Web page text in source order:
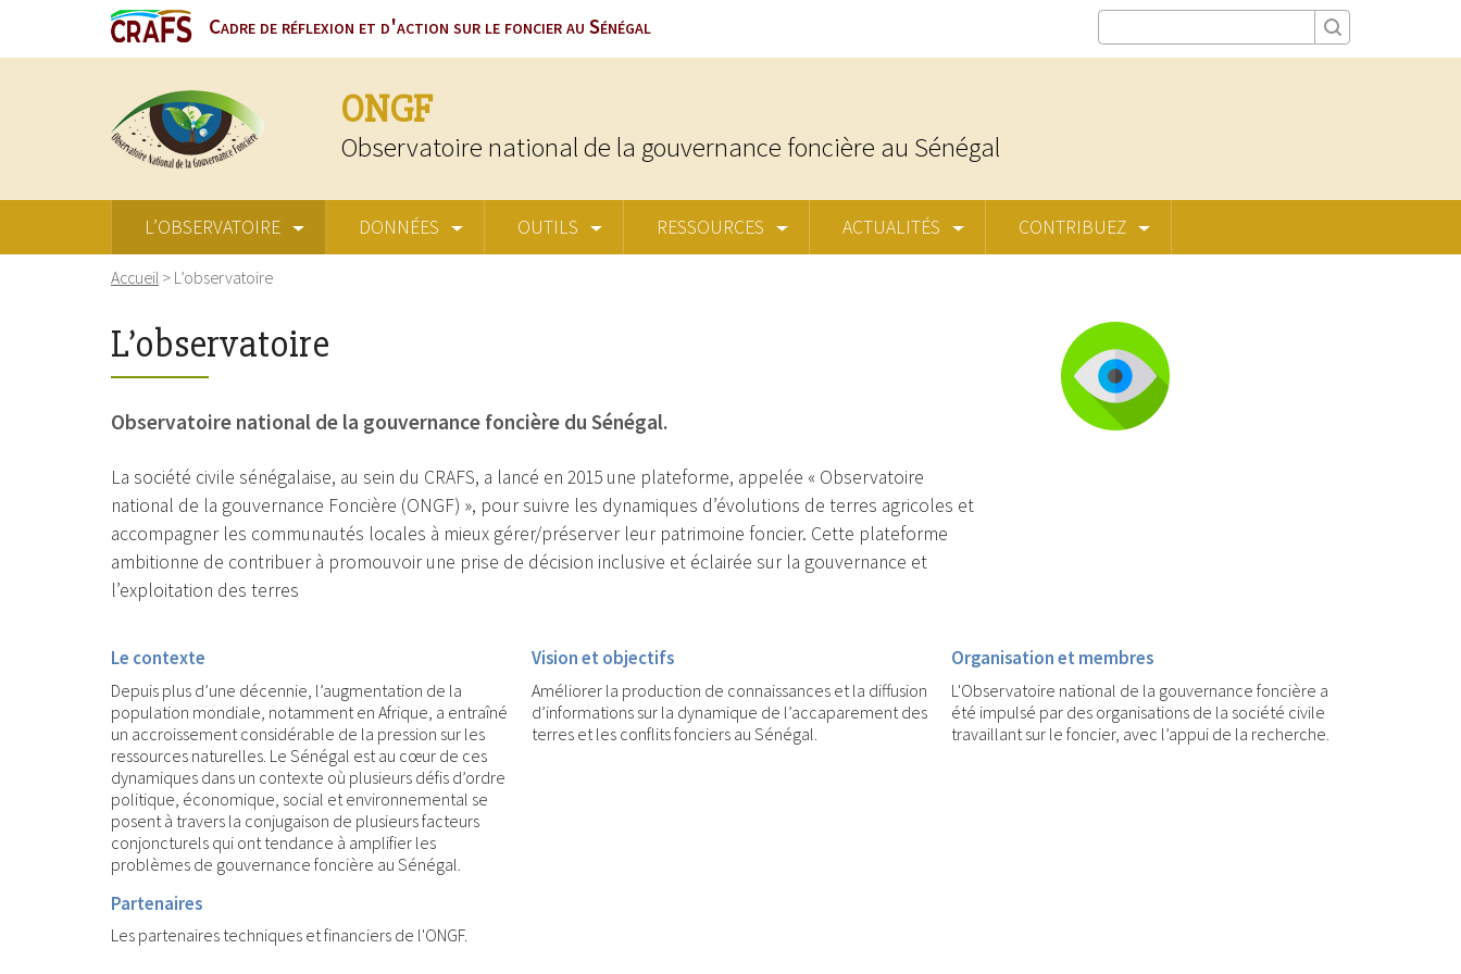
Cadre de réflexion et d'action sur le foncier au Sénégal
ONGF
Observatoire national de la gouvernance foncière au Sénégal
L’OBSERVATOIRE DONNÉES OUTILS RESSOURCES ACTUALITÉS CONTRIBUEZ
Accueil > L’observatoire
L’observatoire
Observatoire national de la gouvernance foncière du Sénégal.
La société civile sénégalaise, au sein du CRAFS, a lancé en 2015 une plateforme, appelée « Observatoire
national de la gouvernance Foncière (ONGF) », pour suivre les dynamiques d’évolutions de terres agricoles et
accompagner les communautés locales à mieux gérer/préserver leur patrimoine foncier. Cette plateforme
ambitionne de contribuer à promouvoir une prise de décision inclusive et éclairée sur la gouvernance et
l’exploitation des terres
Le contexte
Depuis plus d’une décennie, l’augmentation de la
population mondiale, notamment en Afrique, a entraîné
un accroissement considérable de la pression sur les
ressources naturelles. Le Sénégal est au cœur de ces
dynamiques dans un contexte où plusieurs défis d’ordre
politique, économique, social et environnemental se
posent à travers la conjugaison de plusieurs facteurs
conjoncturels qui ont tendance à amplifier les
problèmes de gouvernance foncière au Sénégal.
Vision et objectifs
Améliorer la production de connaissances et la diffusion
d’informations sur la dynamique de l’accaparement des
terres et les conflits fonciers au Sénégal.
Organisation et membres
L'Observatoire national de la gouvernance foncière a
été impulsé par des organisations de la société civile
travaillant sur le foncier, avec l’appui de la recherche.
Partenaires
Les partenaires techniques et financiers de l'ONGF.